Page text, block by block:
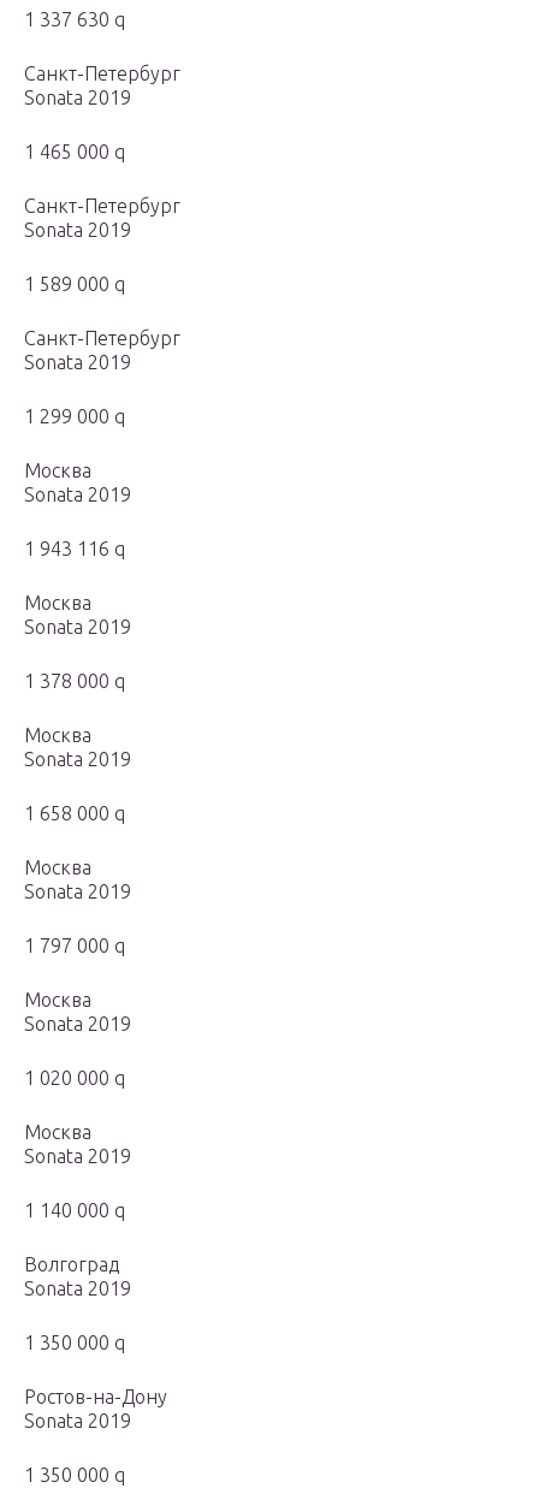
1 337 630 q
Санкт-Петербург
Sonata 2019
1 465 000 q
Санкт-Петербург
Sonata 2019
1 589 000 q
Санкт-Петербург
Sonata 2019
1 299 000 q
Москва
Sonata 2019
1 943 116 q
Москва
Sonata 2019
1 378 000 q
Москва
Sonata 2019
1 658 000 q
Москва
Sonata 2019
1 797 000 q
Москва
Sonata 2019
1 020 000 q
Москва
Sonata 2019
1 140 000 q
Волгоград
Sonata 2019
1 350 000 q
Ростов-на-Дону
Sonata 2019
1 350 000 q